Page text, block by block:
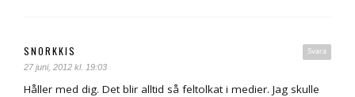
Svara
SNORKKIS
27 juni, 2012 kl. 19:03
Håller med dig. Det blir alltid så feltolkat i medier. Jag skulle